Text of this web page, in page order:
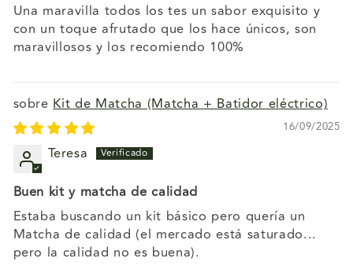
Una maravilla todos los tes un sabor exquisito y
con un toque afrutado que los hace únicos, son
maravillosos y los recomiendo 100%
Kit de Matcha (Matcha + Batidor eléctrico)
16/09/2025
Teresa
Buen kit y matcha de calidad
Estaba buscando un kit básico pero quería un
Matcha de calidad (el mercado está saturado...
pero la calidad no es buena).